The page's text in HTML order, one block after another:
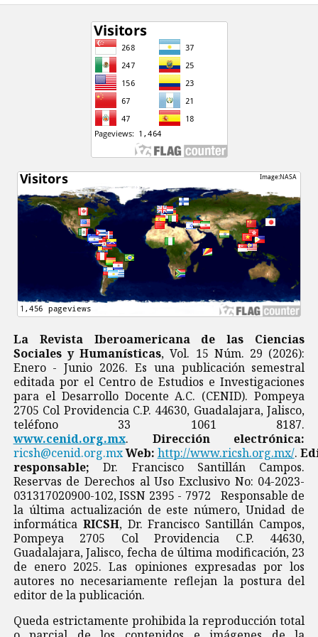
La Revista Iberoamericana de las Ciencias
Sociales y Humanísticas, Vol. 15 Núm. 29 (2026):
Enero - Junio 2026. Es una publicación semestral
editada por el Centro de Estudios e Investigaciones
para el Desarrollo Docente A.C. (CENID). Pompeya
2705 Col Providencia C.P. 44630, Guadalajara, Jalisco,
teléfono 33 1061 8187.
www.cenid.org.mx. Dirección electrónica:
ricsh@cenid.org.mxWeb: http://www.ricsh.org.mx/.
responsable; Dr. Francisco Santillán Campos.
Reservas de Derechos al Uso Exclusivo No: 04-2023-
031317020900-102, ISSN 2395 - 7972 Responsable de
la última actualización de este número, Unidad de
informática RICSH, Dr. Francisco Santillán Campos,
Pompeya 2705 Col Providencia C.P. 44630,
Guadalajara, Jalisco, fecha de última modificación, 23
de enero 2025. Las opiniones expresadas por los
autores no necesariamente reflejan la postura del
editor de la publicación.
Queda estrictamente prohibida la reproducción total